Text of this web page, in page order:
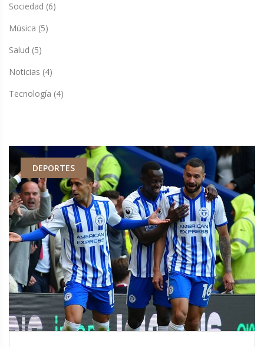
Sociedad (6)
Música (5)
Salud (5)
Noticias (4)
Tecnología (4)
DEPORTES